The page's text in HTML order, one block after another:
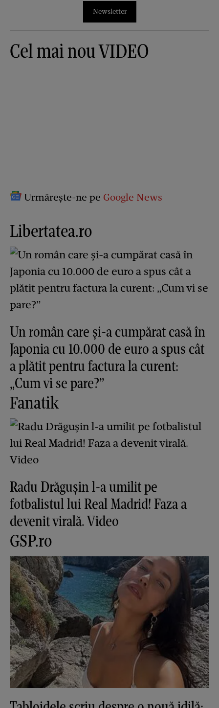
Newsletter
Cel mai nou VIDEO
Urmărește-ne pe Google News
Libertatea.ro
Un român care și-a cumpărat casă în
Japonia cu 10.000 de euro a spus cât
a plătit pentru factura la curent:
„Cum vi se pare?”
Fanatik
Radu Drăgușin l-a umilit pe
fotbalistul lui Real Madrid! Faza a
devenit virală. Video
GSP.ro